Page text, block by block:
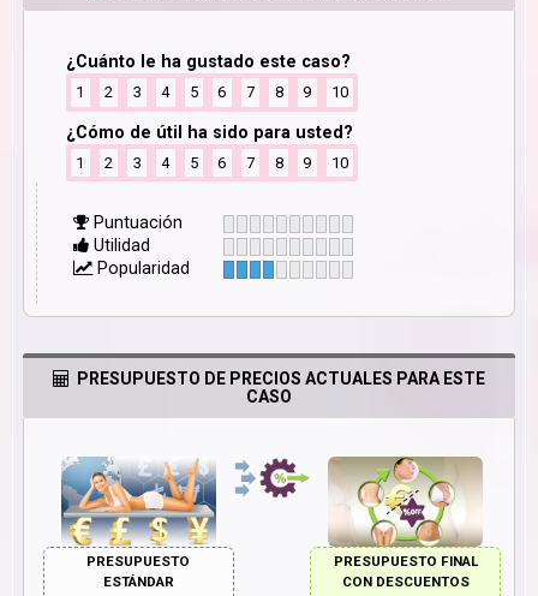
¿Cuánto le ha gustado este caso?
1 2 3 4 5 6 7 8 9 10
¿Cómo de útil ha sido para usted?
1 2 3 4 5 6 7 8 9 10
Puntuación
Utilidad
Popularidad
PRESUPUESTO DE PRECIOS ACTUALES PARA ESTE
CASO
PRESUPUESTO
ESTÁNDAR
PRESUPUESTO FINAL
CON DESCUENTOS